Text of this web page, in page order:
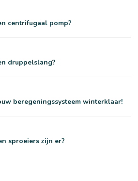
centrifugaal pomp?
druppelslang?
beregeningssysteem winterklaar!
sproeiers zijn er?